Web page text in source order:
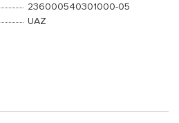
236000540301000-05
UAZ